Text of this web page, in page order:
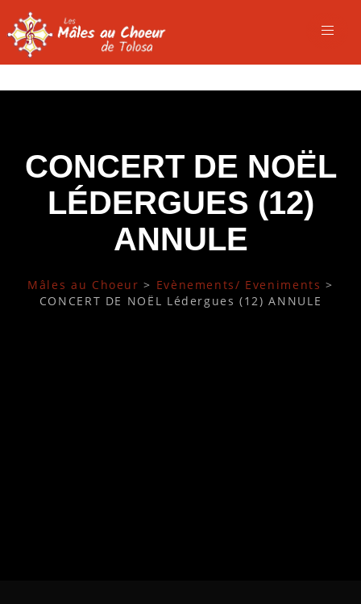
CONCERT DE NOËL
LÉDERGUES (12)
ANNULE
Mâles au Choeur > Evènements/ Eveniments >
CONCERT DE NOËL Lédergues (12) ANNULE